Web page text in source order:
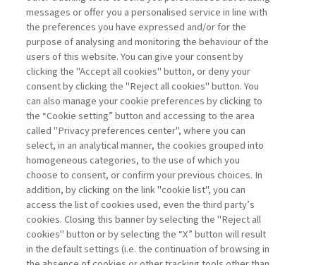
SULLA COMUNICAZIONE ...
di Ginevra Testa
La consultazione dei libri è riservata esclusivamente
agli abbonati Premium
Legenda: Accedi Per registrati Per abbonati
Contatti
messages or offer you a personalised service in line with
the preferences you have expressed and/or for the
purpose of analysing and monitoring the behaviour of the
users of this website. You can give your consent by
clicking the "Accept all cookies" button, or deny your
consent by clicking the "Reject all cookies" button. You
can also manage your cookie preferences by clicking to
the “Cookie setting” button and accessing to the area
called "Privacy preferences center", where you can
select, in an analytical manner, the cookies grouped into
homogeneous categories, to the use of which you
choose to consent, or confirm your previous choices. In
addition, by clicking on the link "cookie list", you can
access the list of cookies used, even the third party’s
cookies. Closing this banner by selecting the "Reject all
cookies" button or by selecting the “X” button will result
in the default settings (i.e. the continuation of browsing in